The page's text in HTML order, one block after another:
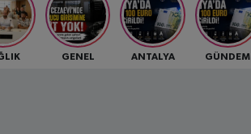
GENEL ANTALYA GÜNDEM
Yoğunluk Haritası